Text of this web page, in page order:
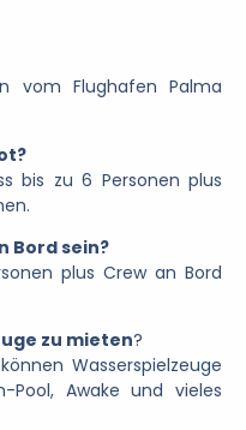
vom Flughafen Palma
bis zu 6 Personen plus
Bord sein?
plus Crew an Bord
zu mieten?
Wasserspielzeuge
Pool, Awake und vieles